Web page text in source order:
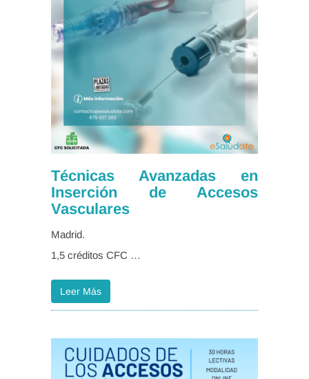
Técnicas Avanzadas en
Inserción de Accesos
Vasculares
Madrid.
1,5 créditos CFC …
Leer Más